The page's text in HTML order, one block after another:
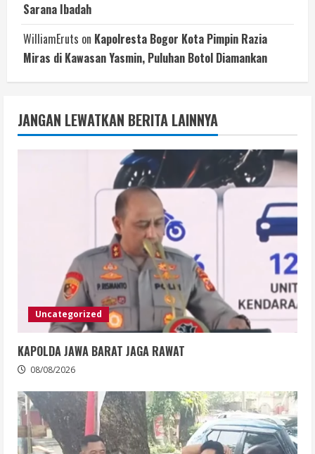
Sarana Ibadah
WilliamEruts on Kapolresta Bogor Kota Pimpin Razia
Miras di Kawasan Yasmin, Puluhan Botol Diamankan
JANGAN LEWATKAN BERITA LAINNYA
Uncategorized
KAPOLDA JAWA BARAT JAGA RAWAT
08/08/2026